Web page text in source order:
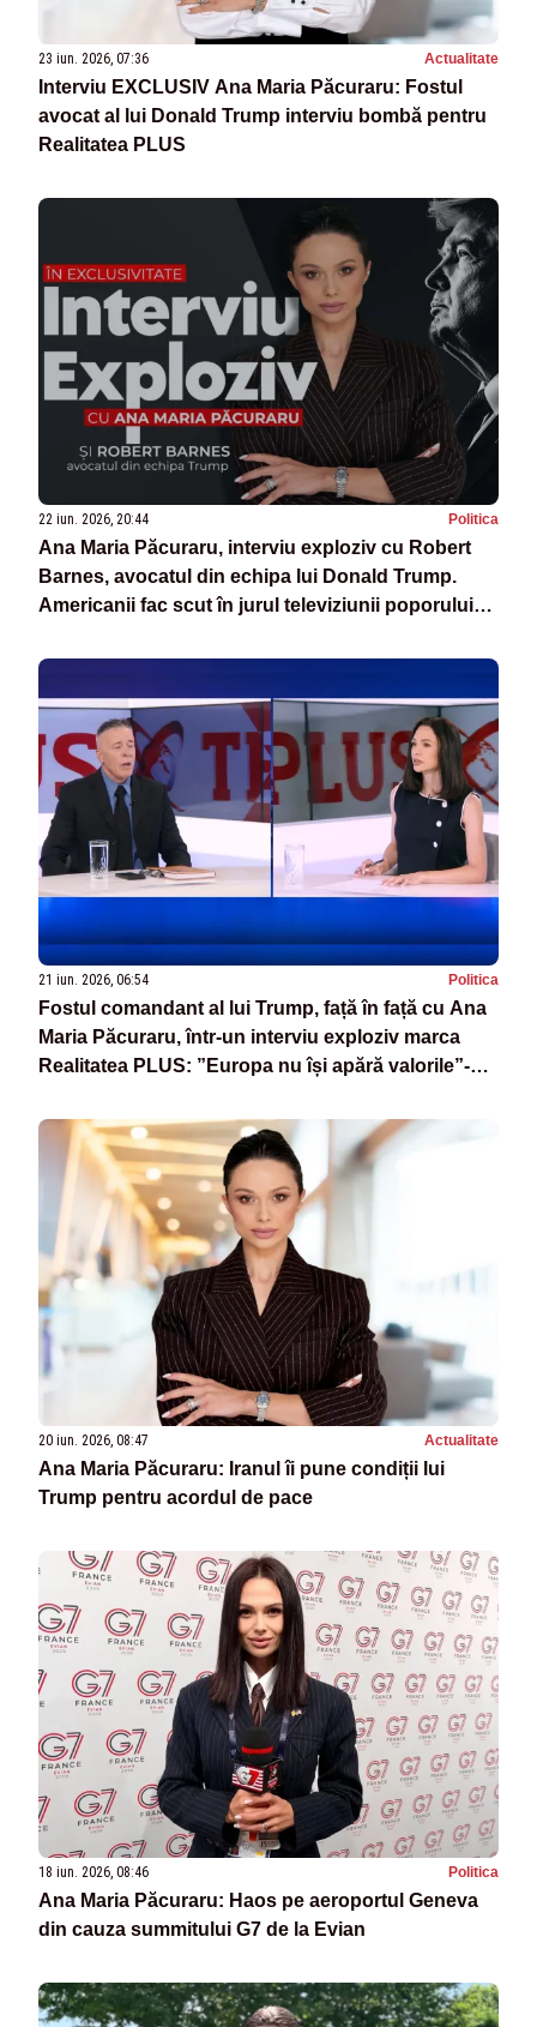
23 iun. 2026, 07:36 Actualitate
Interviu EXCLUSIV Ana Maria Păcuraru: Fostul
avocat al lui Donald Trump interviu bombă pentru
Realitatea PLUS
22 iun. 2026, 20:44 Politica
Ana Maria Păcuraru, interviu exploziv cu Robert
Barnes, avocatul din echipa lui Donald Trump.
Americanii fac scut în jurul televiziunii poporului
21 iun. 2026, 06:54 Politica
Fostul comandant al lui Trump, față în față cu Ana
Maria Păcuraru, într-un interviu exploziv marca
Realitatea PLUS: ”Europa nu își apără valorile”-
20 iun. 2026, 08:47 Actualitate
Ana Maria Păcuraru: Iranul îi pune condiții lui
Trump pentru acordul de pace
18 iun. 2026, 08:46 Politica
Ana Maria Păcuraru: Haos pe aeroportul Geneva
din cauza summitului G7 de la Evian